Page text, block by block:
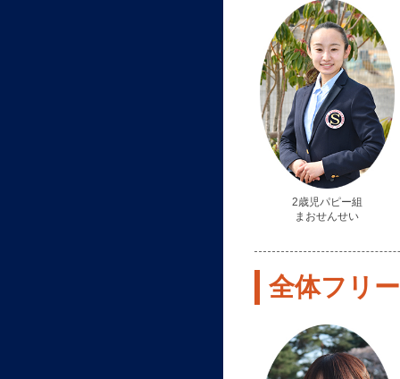
2歳児パピー組
まおせんせい
全体フリー